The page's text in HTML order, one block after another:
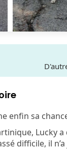
enfin sa
Lucky
difficile, il